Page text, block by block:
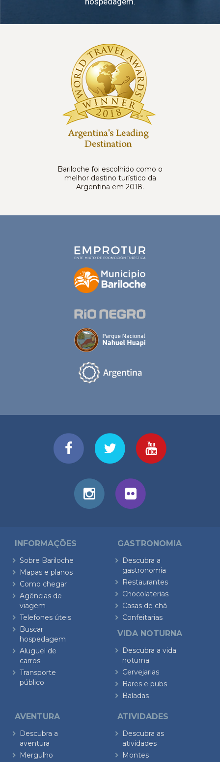
Bariloche foi escolhido como o
melhor destino turístico da
Argentina em 2018.
INFORMAÇÕES
Sobre Bariloche
Mapas e planos
Como chegar
Agências de
viagem
Telefones úteis
Buscar
hospedagem
Aluguel de
carros
Transporte
público
GASTRONOMIA
Descubra a
gastronomia
Restaurantes
Chocolaterias
Casas de chá
Confeitarias
VIDA NOTURNA
Descubra a vida
noturna
Cervejarias
Bares e pubs
Baladas
AVENTURA
Descubra a
aventura
Mergulho
ATIVIDADES
Descubra as
atividades
Montes